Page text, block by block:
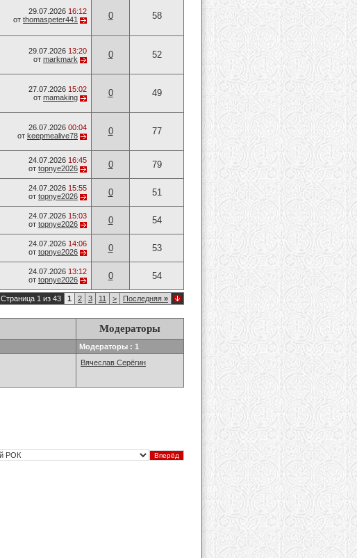
29.07.2026 16:12
от thomaspeter441 0 58
29.07.2026 13:20
от markmark 0 52
27.07.2026 15:02
от mamaking 0 49
26.07.2026 00:04
от keepmealive78 0 77
24.07.2026 16:45
от topnye2026 0 79
24.07.2026 15:55
от topnye2026 0 51
24.07.2026 15:03
от topnye2026 0 54
24.07.2026 14:06
от topnye2026 0 53
24.07.2026 13:12
от topnye2026 0 54
Страница 1 из 43 1 2 3 11 > Последняя »
Модераторы
Модераторы : 1
Вячеслав Серёгин